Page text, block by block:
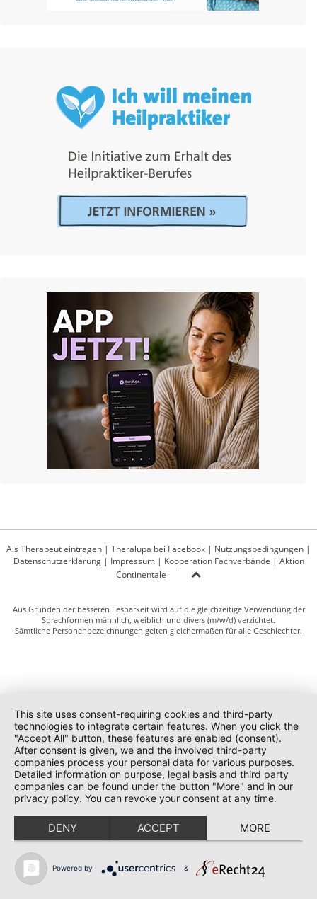
Als Therapeut eintragen | Theralupa bei Facebook | Nutzungsbedingungen |
Datenschutzerklärung| Impressum| Kooperation Fachverbände | Aktion
Continentale
Aus Gründen der besseren Lesbarkeit wird auf die gleichzeitige Verwendung der
Sprachformen männlich, weiblich und divers (m/w/d) verzichtet.
Sämtliche Personenbezeichnungen gelten gleichermaßen für alle Geschlechter.
This site uses consent-requiring cookies and third-party
technologies to integrate certain features. When you click the
"Accept All" button, these features are enabled (consent).
After consent is given, we and the involved third-party
companies process your personal data for various purposes.
Detailed information on purpose, legal basis and third party
companies can be found under the button "More" and in our
privacy policy. You can revoke your consent at any time.
DENY ACCEPT MORE
Powered by &